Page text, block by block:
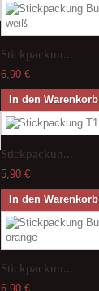
Stickpackun...
6,90 €
In den Warenkorb
Stickpackun...
5,90 €
In den Warenkorb
Stickpackun...
6,90 €